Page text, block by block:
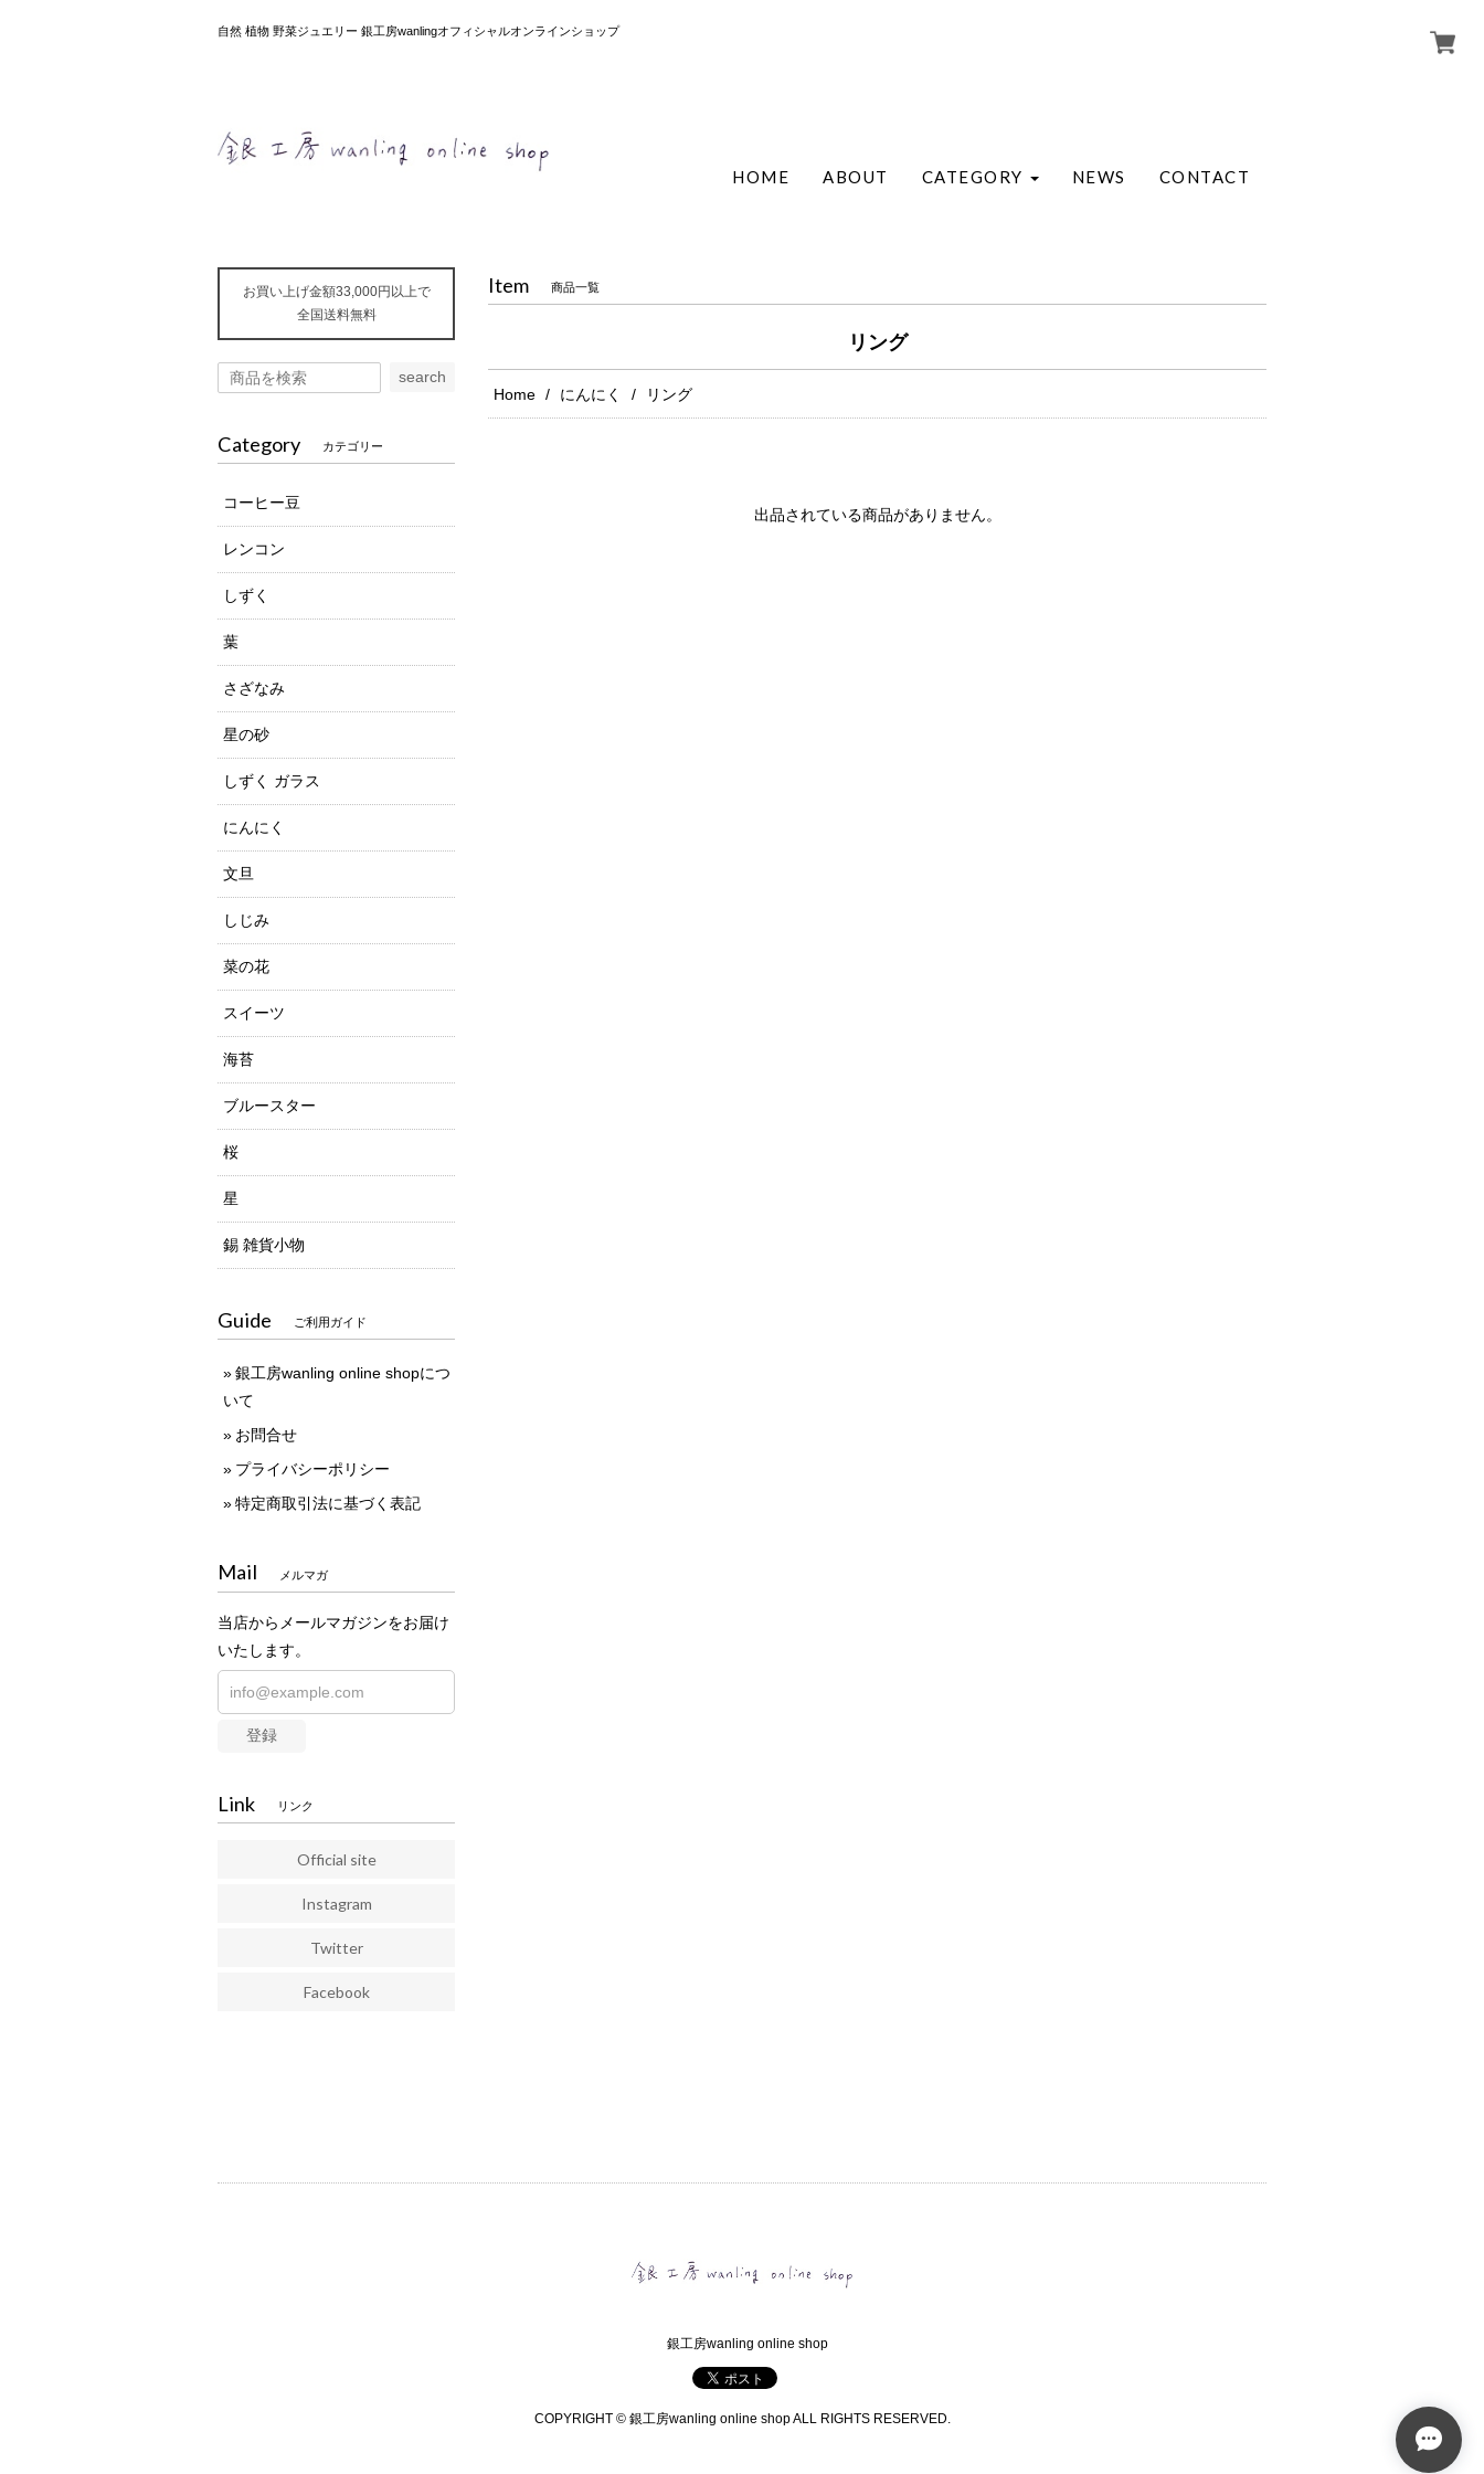
自然 植物 野菜ジュエリー 銀工房wanlingオフィシャルオンラインショップ
HOME ABOUT CATEGORY NEWS CONTACT
Item 商品一覧
リング
Home にんにく リング
出品されている商品がありません。
お買い上げ金額33,000円以上で
全国送料無料
search
Category カテゴリー
コーヒー豆
レンコン
しずく
葉
さざなみ
星の砂
しずく ガラス
にんにく
文旦
しじみ
菜の花
スイーツ
海苔
ブルースター
桜
星
錫 雑貨小物
Guide ご利用ガイド
銀工房wanling online shopにつ
いて
お問合せ
プライバシーポリシー
特定商取引法に基づく表記
Mail メルマガ
当店からメールマガジンをお届け
いたします。
登録
Link リンク
Official site
Instagram
Twitter
Facebook
銀工房wanling online shop
COPYRIGHT © 銀工房wanling online shop ALL RIGHTS RESERVED.